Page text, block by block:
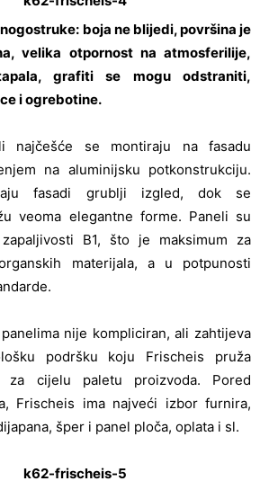
boja ne blijedi, površina je
velika otpornost na atmosferilije,
grafiti se mogu odstraniti,
i ogrebotine.
najčešće se montiraju na fasadu
na aluminijsku potkonstrukciju.
fasadi grublji izgled, dok se
veoma elegantne forme. Paneli su
B1, što je maksimum za
materijala, a u potpunosti
nije kompliciran, ali zahtijeva
podršku koju Frischeis pruža
za cijelu paletu proizvoda. Pored
Frischeis ima najveći izbor furnira,
šper i panel ploča, oplata i sl.